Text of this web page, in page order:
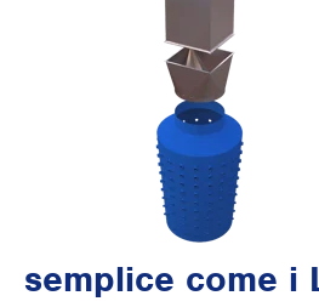
semplice come i